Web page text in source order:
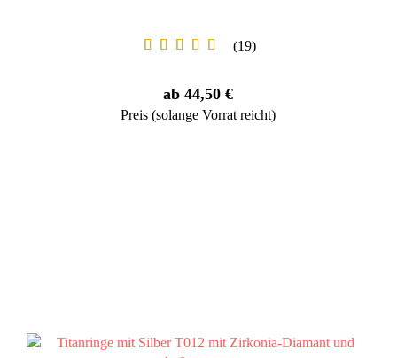
19
ab 44,50 €
Preis (solange Vorrat reicht)